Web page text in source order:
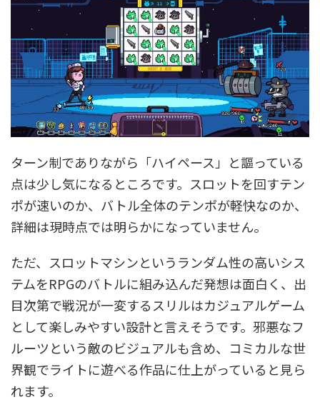
ターン制でありながら「ハイペース」と謳っている
点は少し気になるところです。スロットを回すテン
ポが速いのか、バトル全体のテンポが軽快なのか、
詳細は現時点では明らかになっていません。
ただ、スロットマシンというランダム性の高いシス
テムをRPGのバトルに組み込んだ発想は面白く、出
目次第で戦況が一変するスリルはカジュアルゲーム
として楽しみやすい設計と言えそうです。邪悪なフ
ルーツという敵のビジュアルも含め、コミカルな世
界観でライトに遊べる作品に仕上がっていると見ら
れます。